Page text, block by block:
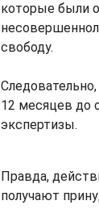
которые были
свободу.
12 месяцев до
экспертизы.
Правда,
получают